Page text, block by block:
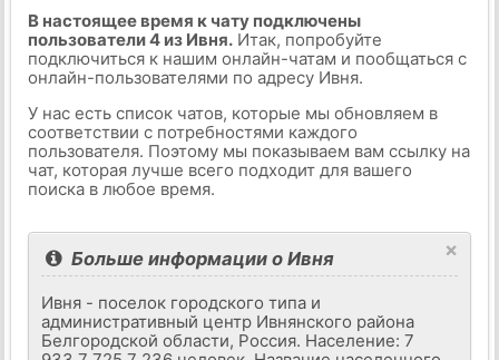
В настоящее время к чату подключены
пользователи 4 из Ивня.Итак, попробуйте
подключиться к нашим онлайн-чатам и пообщаться с
онлайн-пользователями по адресу Ивня.
У нас есть список чатов, которые мы обновляем в
соответствии с потребностями каждого
пользователя. Поэтому мы показываем вам ссылку на
чат, которая лучше всего подходит для вашего
поиска в любое время.
×
Больше информации о Ивня
Ивня - поселок городского типа и
административный центр Ивнянского района
Белгородской области, Россия. Население: 7